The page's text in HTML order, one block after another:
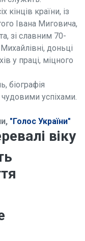
кінців країни, із
Івана Миговича,
зі славним 70-
доньці
у праці, міцного
біографія
успіхами.
"Голос України"
віку